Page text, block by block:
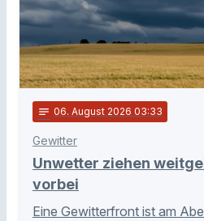
notes 06. August 2026 03:33
Gewitter
Unwetter ziehen
vorbei
Eine Gewitterfront ist am